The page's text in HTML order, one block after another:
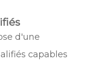
d'une
capables